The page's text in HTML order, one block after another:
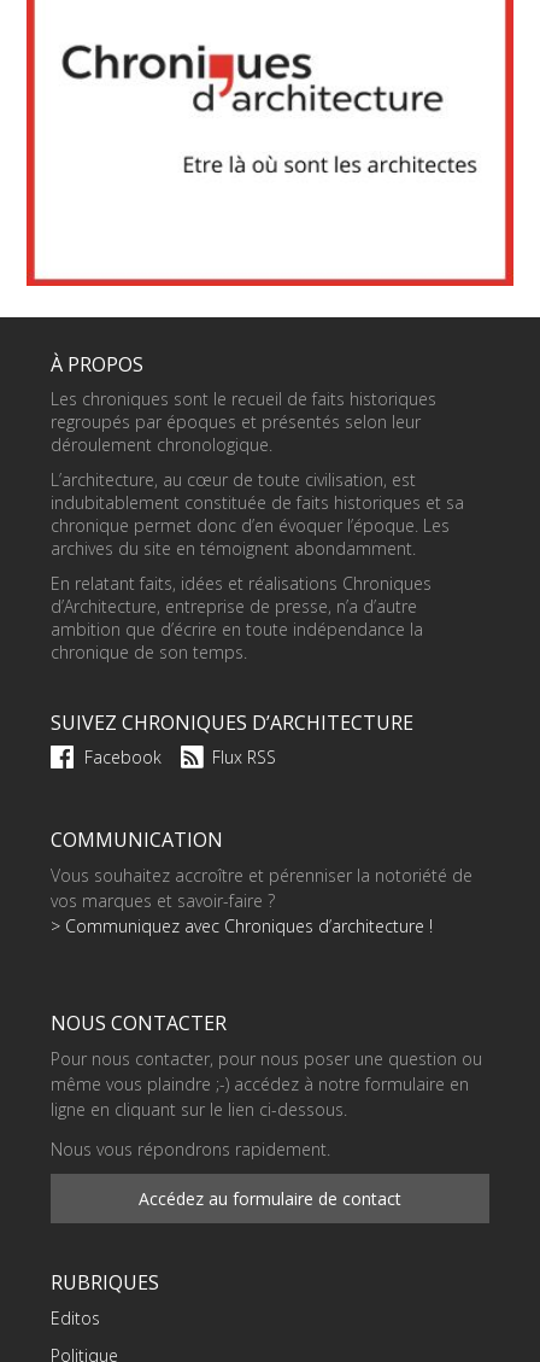
À PROPOS
Les chroniques sont le recueil de faits historiques
regroupés par époques et présentés selon leur
déroulement chronologique.
L’architecture, au cœur de toute civilisation, est
indubitablement constituée de faits historiques et sa
chronique permet donc d’en évoquer l’époque. Les
archives du site en témoignent abondamment.
En relatant faits, idées et réalisations Chroniques
d’Architecture, entreprise de presse, n’a d’autre
ambition que d’écrire en toute indépendance la
chronique de son temps.
SUIVEZ CHRONIQUES D’ARCHITECTURE
Facebook Flux RSS
COMMUNICATION
Vous souhaitez accroître et pérenniser la notoriété de
vos marques et savoir-faire ?
> Communiquez avec Chroniques d’architecture !
NOUS CONTACTER
Pour nous contacter, pour nous poser une question ou
même vous plaindre ;-) accédez à notre formulaire en
ligne en cliquant sur le lien ci-dessous.
Nous vous répondrons rapidement.
Accédez au formulaire de contact
RUBRIQUES
Editos
Politique